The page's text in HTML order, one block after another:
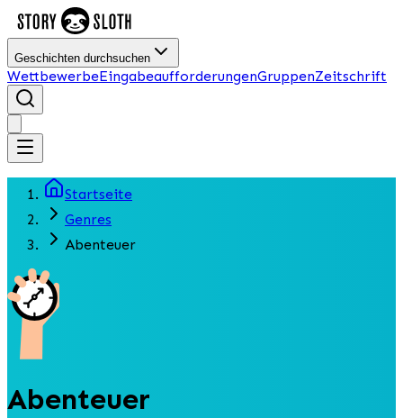
Geschichten durchsuchen
WettbewerbeEingabeaufforderungenGruppenZeitschrift
Startseite
Genres
Abenteuer
Abenteuer